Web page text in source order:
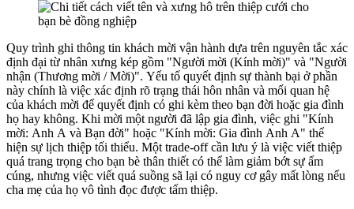
Quy trình ghi thông tin khách mời vận hành dựa trên nguyên tắc xác
định đại từ nhân xưng kép gồm "Người mời (Kính mời)" và "Người
nhận (Thương mời / Mời)". Yếu tố quyết định sự thành bại ở phần
này chính là việc xác định rõ trạng thái hôn nhân và mối quan hệ
của khách mời để quyết định có ghi kèm theo bạn đời hoặc gia đình
họ hay không. Khi mời một người đã lập gia đình, việc ghi "Kính
mời: Anh A và Bạn đời" hoặc "Kính mời: Gia đình Anh A" thể
hiện sự lịch thiệp tối thiểu. Một trade-off cần lưu ý là việc viết thiệp
quá trang trọng cho bạn bè thân thiết có thể làm giảm bớt sự ấm
cúng, nhưng việc viết quá suồng sã lại có nguy cơ gây mất lòng nếu
cha mẹ của họ vô tình đọc được tấm thiệp.